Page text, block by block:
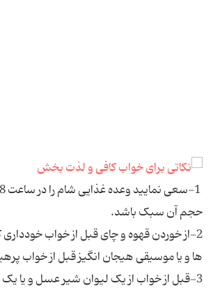
حجم آن سبک باشد.
2-از خوردن قهوه و چای قبل از خواب خودداری
ها و یا موسیقی هیجان انگیز قبل از خواب
3-قبل از خواب از یک لیوان شیر عسل و یا